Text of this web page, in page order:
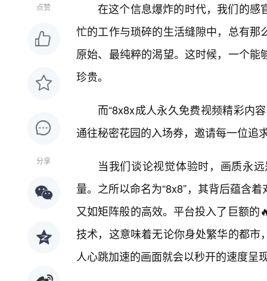
点赞
分享
在这个信息爆炸的时代，我们的感
忙的工作与琐碎的生活缝隙中，总有
原始、最纯粹的渴望。这时候，一个
珍贵。
而“8x8x成人永久免费视频精彩内
通往秘密花园的入场券，邀请每一位追
当我们谈论视觉体验时，画质永
量。之所以命名为“8x8”，其背后蕴含
又如矩阵般的高效。平台投入了巨额
技术，这意味着无论你身处繁华的都
人心跳加速的画面就会以秒开的速度呈